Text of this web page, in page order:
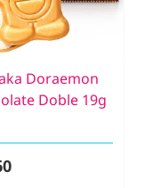
Doraemon
Doble 19g